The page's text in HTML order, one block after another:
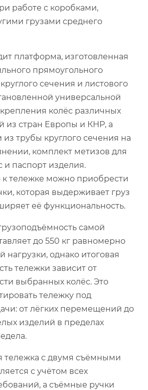
работе с коробками,
грузами среднего
платформа, изготовленная
прямоугольного
сечения и листового
универсальной
колёс различных
из стран Европы и КНР, а
из трубы круглого сечения на
комплект метизов для
и паспорт изделия.
тележке можно приобрести
которая выдерживает груз
её функциональность.
самой
до 550 кг равномерно
нагрузки, однако итоговая
тележки зависит от
выбранных колёс. Это
тележку под
от лёгких перемещений до
изделий в пределах
тележка с двумя съёмными
с учётом всех
а съёмные ручки